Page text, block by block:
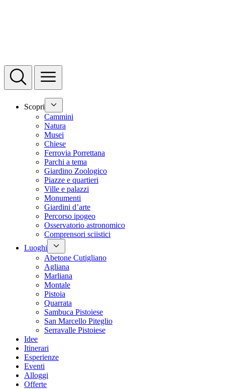
Scopri
Cammini
Natura
Musei
Chiese
Ferrovia Porrettana
Parchi a tema
Giardino Zoologico
Piazze e quartieri
Ville e palazzi
Monumenti
Giardini d’arte
Percorso ipogeo
Osservatorio astronomico
Comprensori sciistici
Luoghi
Abetone Cutigliano
Agliana
Marliana
Montale
Pistoia
Quarrata
Sambuca Pistoiese
San Marcello Piteglio
Serravalle Pistoiese
Idee
Itinerari
Esperienze
Eventi
Alloggi
Offerte